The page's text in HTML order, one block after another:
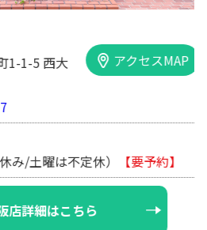
1-5 西大
アクセスMAP
み/土曜は不定休）【要予約】
店詳細はこちら